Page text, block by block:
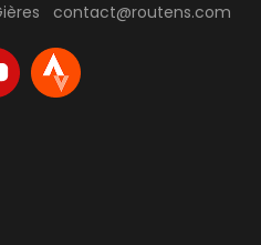
contact@routens.com